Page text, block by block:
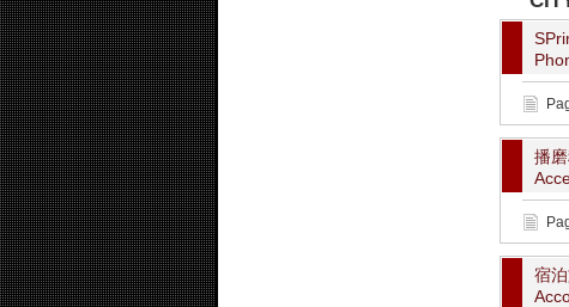
播
宿